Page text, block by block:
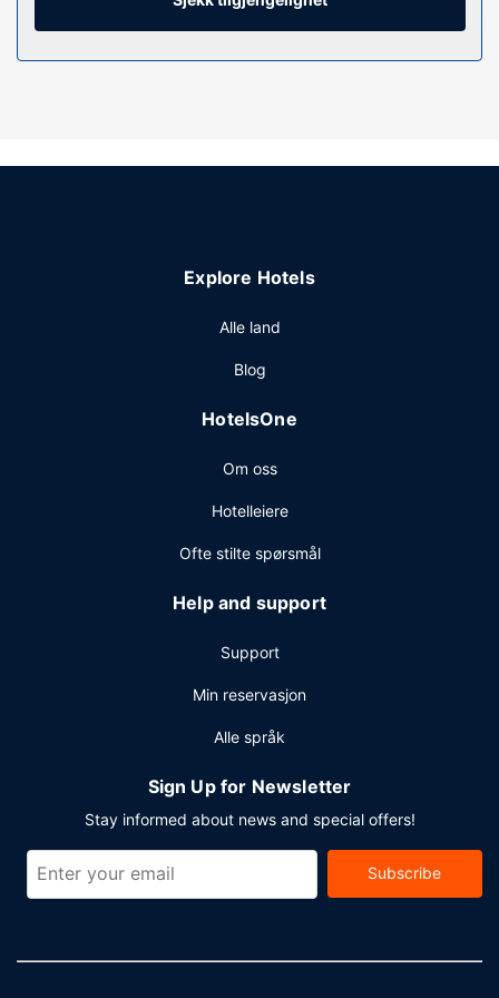
Fasiliteter på eiendommen
Dra nytte av blant annet et helsestudio eller nyt utsikten
Gjester har tilgang til blant annet et døgnåpent
renseri-/vaskeritjenester. Dette hotellet tilbyr 6 møtelokaler
Explore Hotels
Alle land
Blog
HotelsOne
Om oss
Hotelleiere
Ofte stilte spørsmål
Help and support
Support
Min reservasjon
Alle språk
Sign Up for Newsletter
Stay informed about news and special offers!
Subscribe